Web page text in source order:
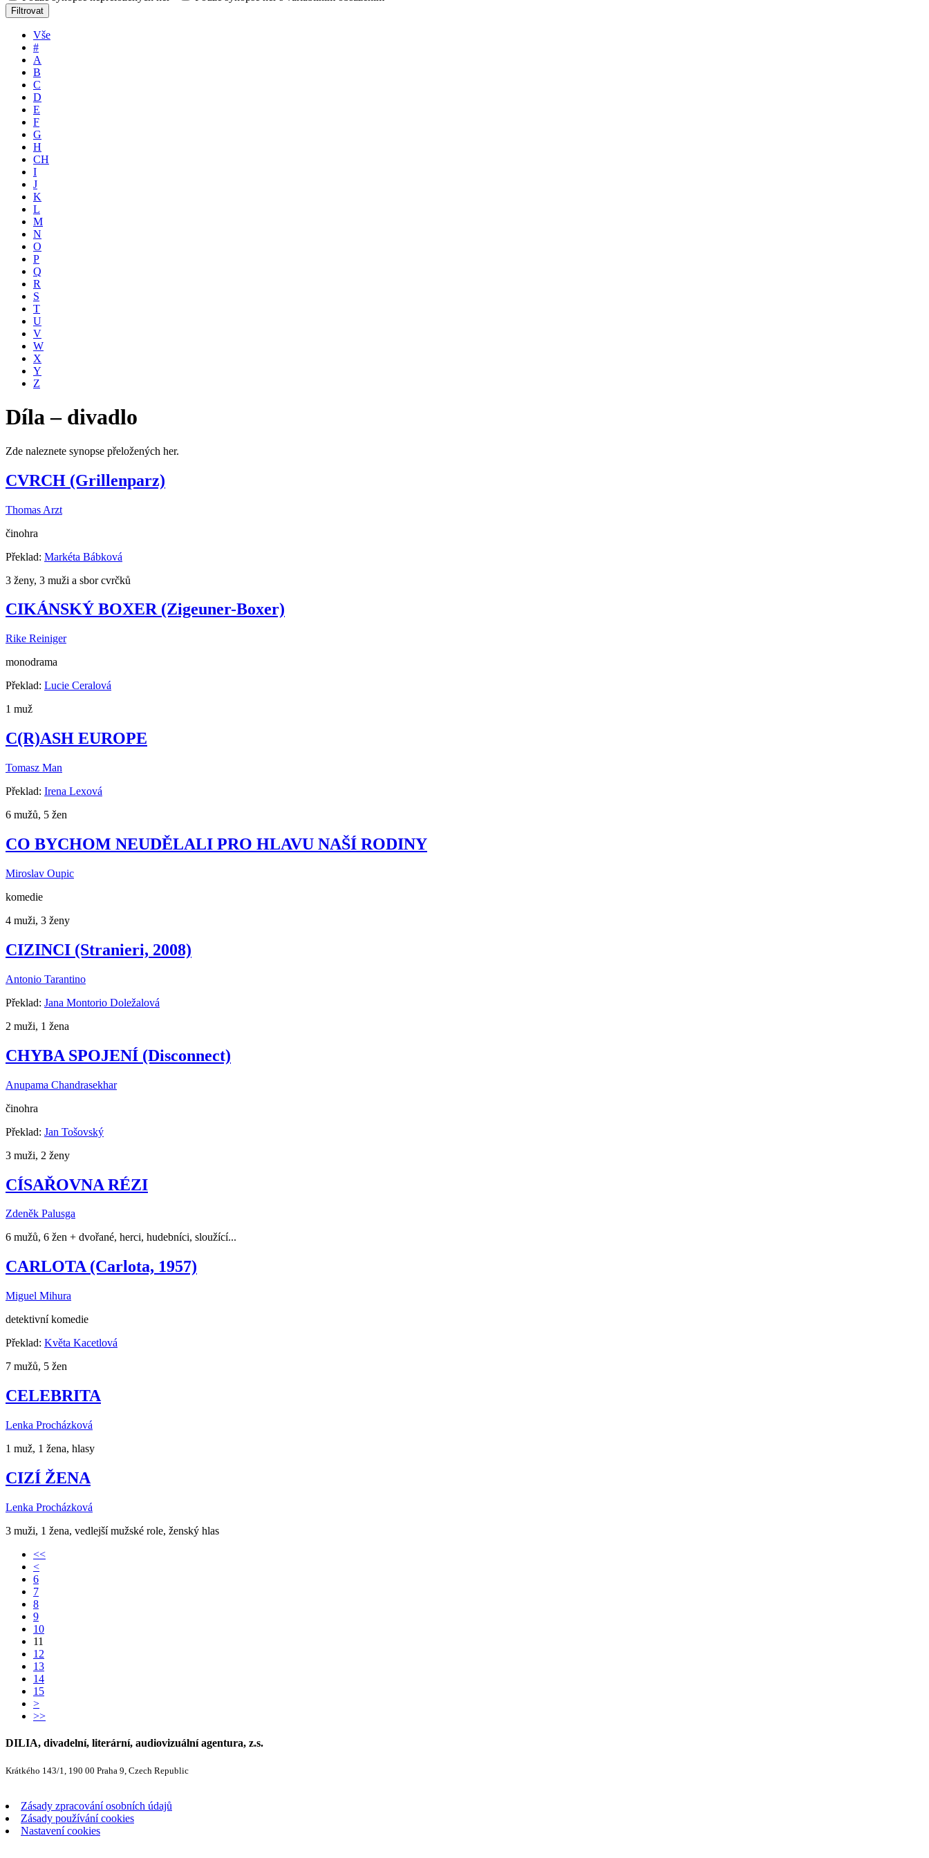
Filtrovat
Vše
#
A
B
C
D
E
F
G
H
CH
I
J
K
L
M
N
O
P
Q
R
S
T
U
V
W
X
Y
Z
Díla – divadlo
Zde naleznete synopse přeložených her.
CVRCH (Grillenparz)
Thomas Arzt
činohra
Překlad: Markéta Bábková
3 ženy, 3 muži a sbor cvrčků
CIKÁNSKÝ BOXER (Zigeuner-Boxer)
Rike Reiniger
monodrama
Překlad: Lucie Ceralová
1 muž
C(R)ASH EUROPE
Tomasz Man
Překlad: Irena Lexová
6 mužů, 5 žen
CO BYCHOM NEUDĚLALI PRO HLAVU NAŠÍ RODINY
Miroslav Oupic
komedie
4 muži, 3 ženy
CIZINCI (Stranieri, 2008)
Antonio Tarantino
Překlad: Jana Montorio Doležalová
2 muži, 1 žena
CHYBA SPOJENÍ (Disconnect)
Anupama Chandrasekhar
činohra
Překlad: Jan Tošovský
3 muži, 2 ženy
CÍSAŘOVNA RÉZI
Zdeněk Palusga
6 mužů, 6 žen + dvořané, herci, hudebníci, sloužící...
CARLOTA (Carlota, 1957)
Miguel Mihura
detektivní komedie
Překlad: Květa Kacetlová
7 mužů, 5 žen
CELEBRITA
Lenka Procházková
1 muž, 1 žena, hlasy
CIZÍ ŽENA
Lenka Procházková
3 muži, 1 žena, vedlejší mužské role, ženský hlas
<<
<
6
7
8
9
10
11
12
13
14
15
>
>>
DILIA, divadelní, literární, audiovizuální agentura, z.s.
Krátkého 143/1, 190 00 Praha 9, Czech Republic
Zásady zpracování osobních údajů
Zásady používání cookies
Nastavení cookies